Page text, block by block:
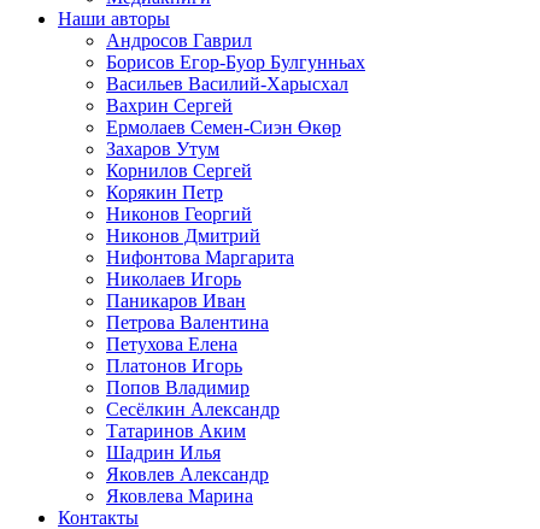
Наши авторы
Андросов Гаврил
Борисов Егор-Буор Булгунньах
Васильев Василий-Харысхал
Вахрин Сергей
Ермолаев Семен-Сиэн Өкөр
Захаров Утум
Корнилов Сергей
Корякин Петр
Никонов Георгий
Никонов Дмитрий
Нифонтова Маргарита
Николаев Игорь
Паникаров Иван
Петрова Валентина
Петухова Елена
Платонов Игорь
Попов Владимир
Сесёлкин Александр
Татаринов Аким
Шадрин Илья
Яковлев Александр
Яковлева Марина
Контакты